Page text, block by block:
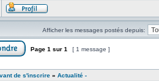
Afficher les messages postés depuis:
Page 1 sur 1 [ 1 message ]
de s'inscrire » Actualité -